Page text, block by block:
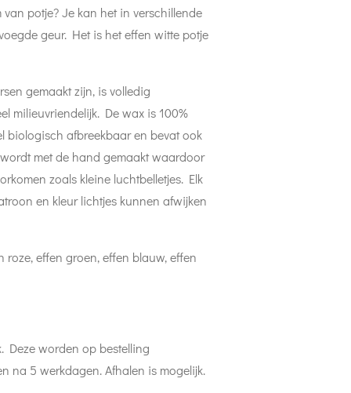
potje? Je kan het in verschillende
geur. Het is het effen witte potje
gemaakt zijn, is volledig
milieuvriendelijk. De wax is 100%
biologisch afbreekbaar en bevat ook
met de hand gemaakt waardoor
zoals kleine luchtbelletjes. Elk
en kleur lichtjes kunnen afwijken
roze, effen groen, effen blauw, effen
Deze worden op bestelling
na 5 werkdagen. Afhalen is mogelijk.